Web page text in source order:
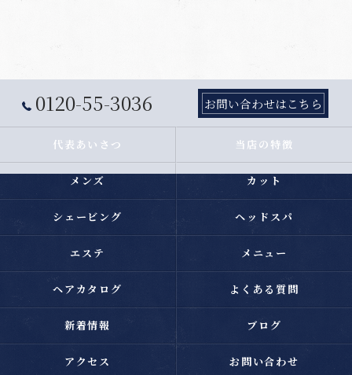
0120-55-3036 お問い合わせはこちら
代表あいさつ 当店の特徴
メンズ カット
シェービング ヘッドスパ
エステ メニュー
ヘアカタログ よくある質問
新着情報 ブログ
アクセス お問い合わせ